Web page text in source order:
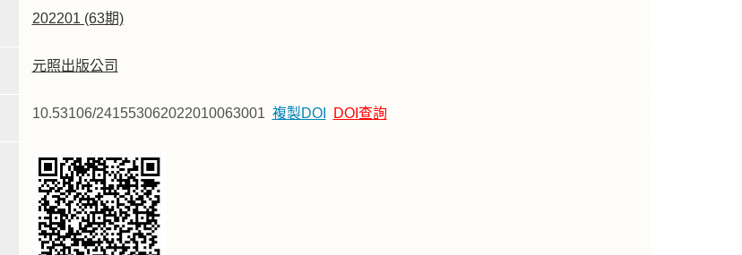
202201 (63期)
元照出版公司
10.53106/241553062022010063001 複製DOI DOI查詢